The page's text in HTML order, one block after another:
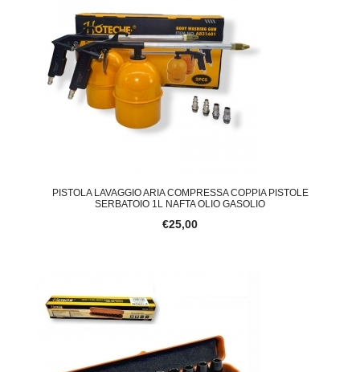
PISTOLA LAVAGGIO ARIA COMPRESSA COPPIA PISTOLE
SERBATOIO 1L NAFTA OLIO GASOLIO
€25,00